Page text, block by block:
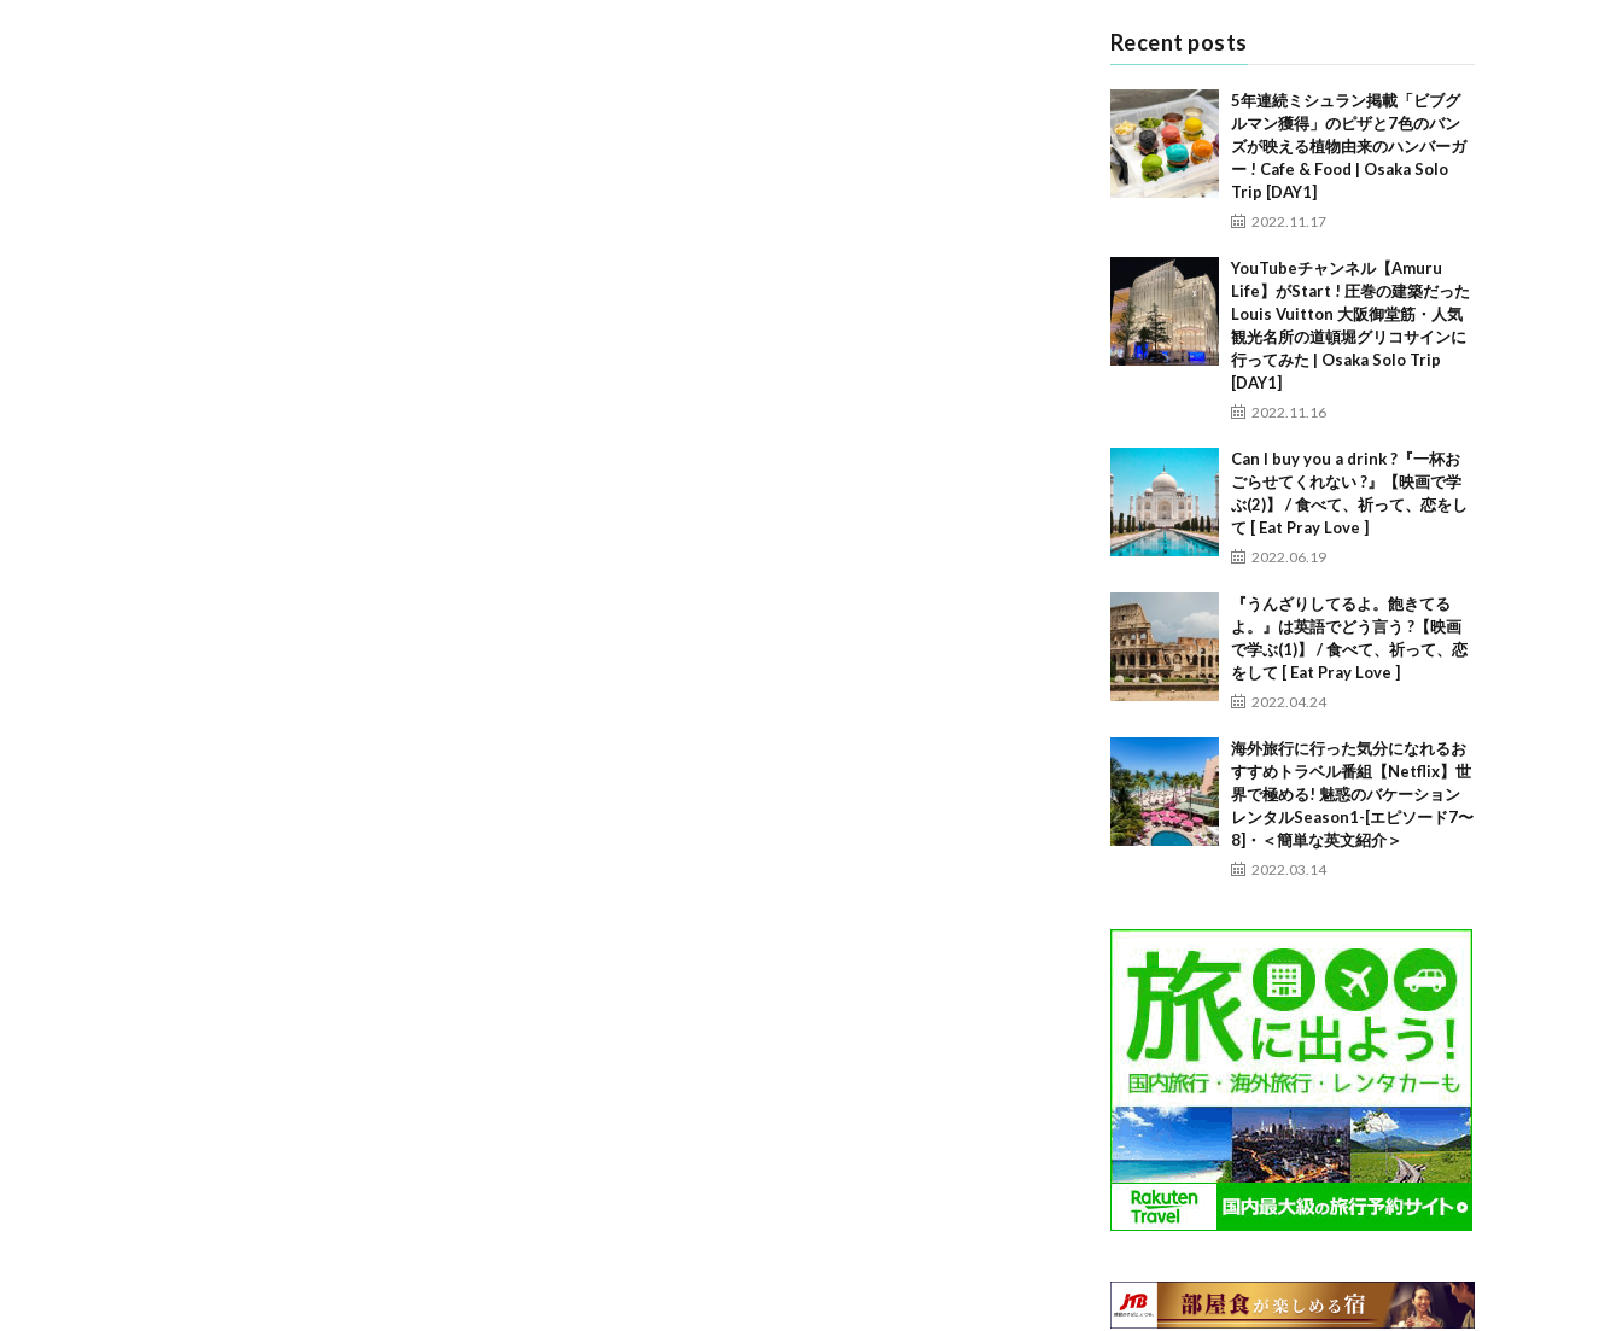
Recent posts
5年連続ミシュラン掲載「ビブグ
ルマン獲得」のピザと7色のバン
ズが映える植物由来のハンバーガ
ー ! Cafe & Food | Osaka Solo
Trip [DAY1]
2022.11.17
YouTubeチャンネル【Amuru
Life】がStart ! 圧巻の建築だった
Louis Vuitton 大阪御堂筋・人気
観光名所の道頓堀グリコサインに
行ってみた | Osaka Solo Trip
[DAY1]
2022.11.16
Can I buy you a drink ?『一杯お
ごらせてくれない ?』【映画で学
ぶ(2)】 / 食べて、祈って、恋をし
て [ Eat Pray Love ]
2022.06.19
『うんざりしてるよ。飽きてる
よ。』は英語でどう言う ?【映画
で学ぶ(1)】 / 食べて、祈って、恋
をして [ Eat Pray Love ]
2022.04.24
海外旅行に行った気分になれるお
すすめトラベル番組【Netflix】世
界で極める! 魅惑のバケーション
レンタルSeason1-[エピソード7〜
8]・＜簡単な英文紹介＞
2022.03.14